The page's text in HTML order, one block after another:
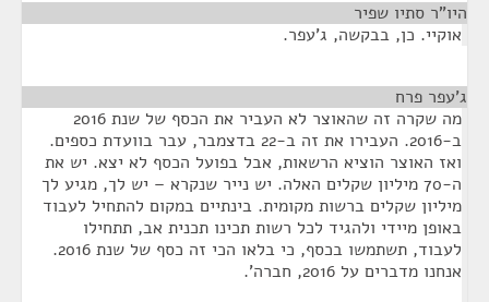
היו"ר סתיו שפיר
אוקיי. כן, בבקשה, ג'עפר.
ג'עפר פרח
מה שקרה זה שהאוצר לא העביר את הכסף של שנת 2016
ב-2016. העבירו את זה ב-22 בדצמבר, עבר בוועדת כספים.
ואז האוצר הוציא הרשאות, אבל בפועל הכסף לא יצא. יש את
ה-70 מיליון שקלים האלה. יש נייר שנקרא – יש לך, מגיע לך
מיליון שקלים ברשות מקומית. בינתיים במקום להתחיל לעבוד
באופן מיידי ולהגיד לכל רשות תכינו תכנית אב, תתחילו
לעבוד, תשתמשו בכסף, כי בלאו הכי זה כסף של שנת 2016.
אנחנו מדברים על 2016, חברה'.